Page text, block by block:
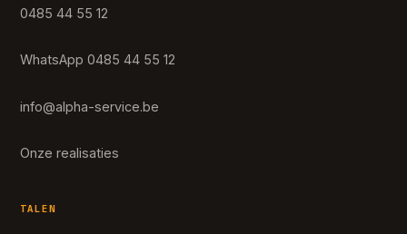
0485 44 55 12
WhatsApp 0485 44 55 12
info@alpha-service.be
Onze realisaties
TALEN